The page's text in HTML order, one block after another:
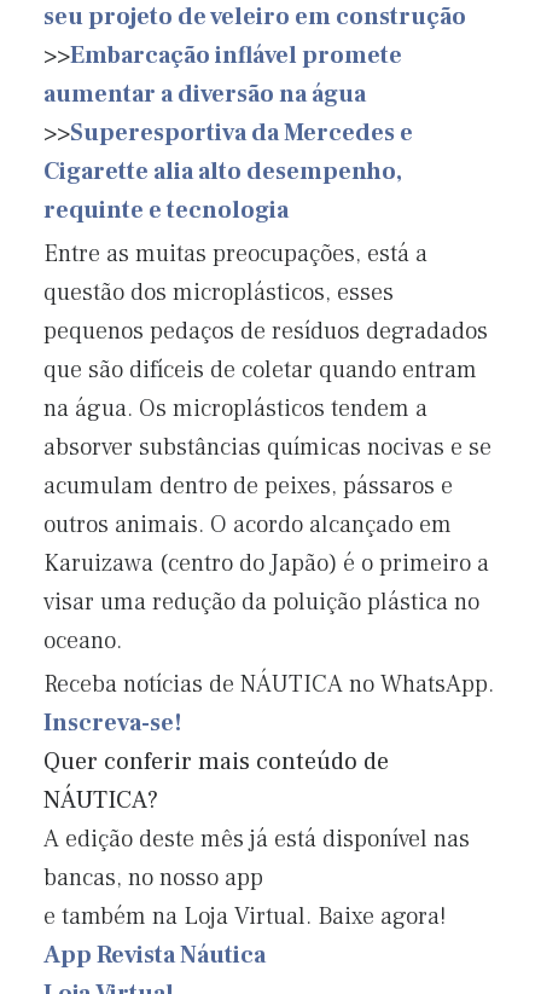
seu projeto de veleiro em construção
>>Embarcação inflável promete
aumentar a diversão na água
>>Superesportiva da Mercedes e
Cigarette alia alto desempenho,
requinte e tecnologia
Entre as muitas preocupações, está a
questão dos microplásticos, esses
pequenos pedaços de resíduos degradados
que são difíceis de coletar quando entram
na água. Os microplásticos tendem a
absorver substâncias químicas nocivas e se
acumulam dentro de peixes, pássaros e
outros animais. O acordo alcançado em
Karuizawa (centro do Japão) é o primeiro a
visar uma redução da poluição plástica no
oceano.
Receba notícias de NÁUTICA no WhatsApp.
Inscreva-se!
Quer conferir mais conteúdo de
NÁUTICA?
A edição deste mês já está disponível nas
bancas, no nosso app
e também na Loja Virtual. Baixe agora!
App Revista Náutica